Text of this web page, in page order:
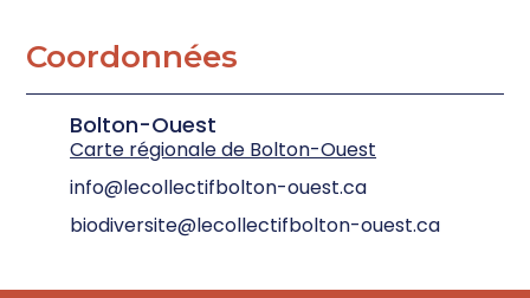
Coordonnées
Carte régionale de Bolton-Ouest
Bolton-Ouest
info@lecollectifbolton-ouest.ca
biodiversite@lecollectifbolton-ouest.ca